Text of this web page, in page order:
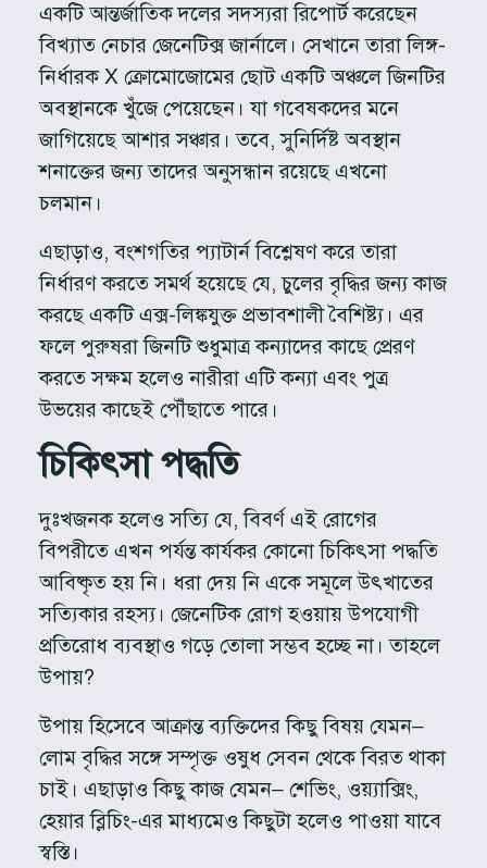
একটি আন্তর্জাতিক দলের সদস্যরা রিপোর্ট করেছেন
বিখ্যাত নেচার জেনেটিক্স জার্নালে। সেখানে তারা লিঙ্গ-
নির্ধারক X ক্রোমোজোমের ছোট একটি অঞ্চলে জিনটির
অবস্থানকে খুঁজে পেয়েছেন। যা গবেষকদের মনে
জাগিয়েছে আশার সঞ্চার। তবে, সুনির্দিষ্ট অবস্থান
শনাক্তের জন্য তাদের অনুসন্ধান রয়েছে এখনো
চলমান।
এছাড়াও, বংশগতির প্যাটার্ন বিশ্লেষণ করে তারা
নির্ধারণ করতে সমর্থ হয়েছে যে, চুলের বৃদ্ধির জন্য কাজ
করছে একটি এক্স-লিঙ্কযুক্ত প্রভাবশালী বৈশিষ্ট্য। এর
ফলে পুরুষরা জিনটি শুধুমাত্র কন্যাদের কাছে প্রেরণ
করতে সক্ষম হলেও নারীরা এটি কন্যা এবং পুত্র
উভয়ের কাছেই পৌঁছাতে পারে।
চিকিৎসা পদ্ধতি
দুঃখজনক হলেও সত্যি যে, বিবর্ণ এই রোগের
বিপরীতে এখন পর্যন্ত কার্যকর কোনো চিকিৎসা পদ্ধতি
আবিষ্কৃত হয় নি। ধরা দেয় নি একে সমূলে উৎখাতের
সত্যিকার রহস্য। জেনেটিক রোগ হওয়ায় উপযোগী
প্রতিরোধ ব্যবস্থাও গড়ে তোলা সম্ভব হচ্ছে না। তাহলে
উপায়?
উপায় হিসেবে আক্রান্ত ব্যক্তিদের কিছু বিষয় যেমন–
লোম বৃদ্ধির সঙ্গে সম্পৃক্ত ওষুধ সেবন থেকে বিরত থাকা
চাই। এছাড়াও কিছু কাজ যেমন– শেভিং, ওয়্যাক্সিং,
হেয়ার ব্লিচিং-এর মাধ্যমেও কিছুটা হলেও পাওয়া যাবে
স্বস্তি।